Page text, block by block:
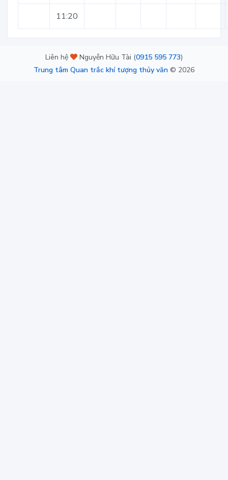
11:20
Liên hệ Nguyễn Hữu Tài (0915 595 773)
Trung tâm Quan trắc khí tượng thủy văn © 2026